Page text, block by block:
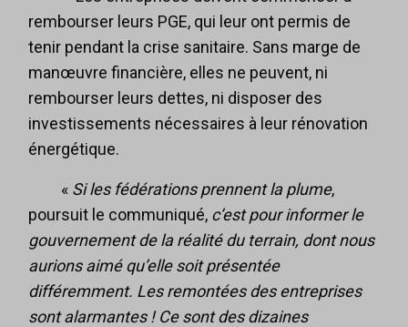
rembourser leurs PGE, qui leur ont permis de
tenir pendant la crise sanitaire. Sans marge de
manœuvre financière, elles ne peuvent, ni
rembourser leurs dettes, ni disposer des
investissements nécessaires à leur rénovation
énergétique.
« Si les fédérations prennent la plume,
poursuit le communiqué, c’est pour informer le
gouvernement de la réalité du terrain, dont nous
aurions aimé qu’elle soit présentée
différemment. Les remontées des entreprises
sont alarmantes ! Ce sont des dizaines